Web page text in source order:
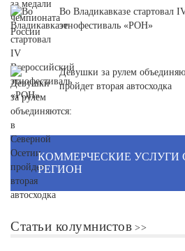
Во Владикавказе стартовал
этнофестиваль «РОН»
Девушки за рулем
пройдет вторая автосходка
КОММЕРЧЕСКИЕ УСЛУГИ
РЕГИОН
Статьи колумнистов